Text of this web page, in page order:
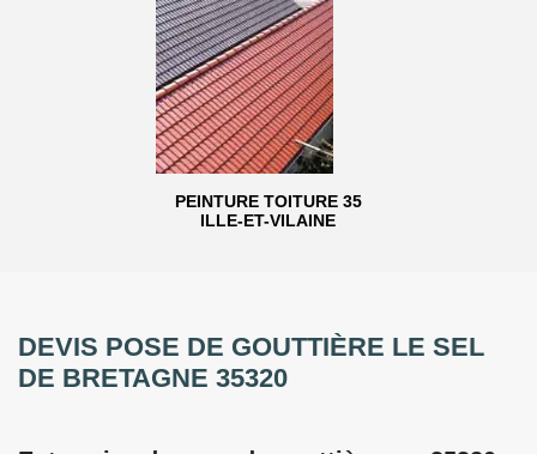
PEINTURE TOITURE 35
ILLE-ET-VILAINE
DEVIS POSE DE GOUTTIÈRE LE SEL
DE BRETAGNE 35320